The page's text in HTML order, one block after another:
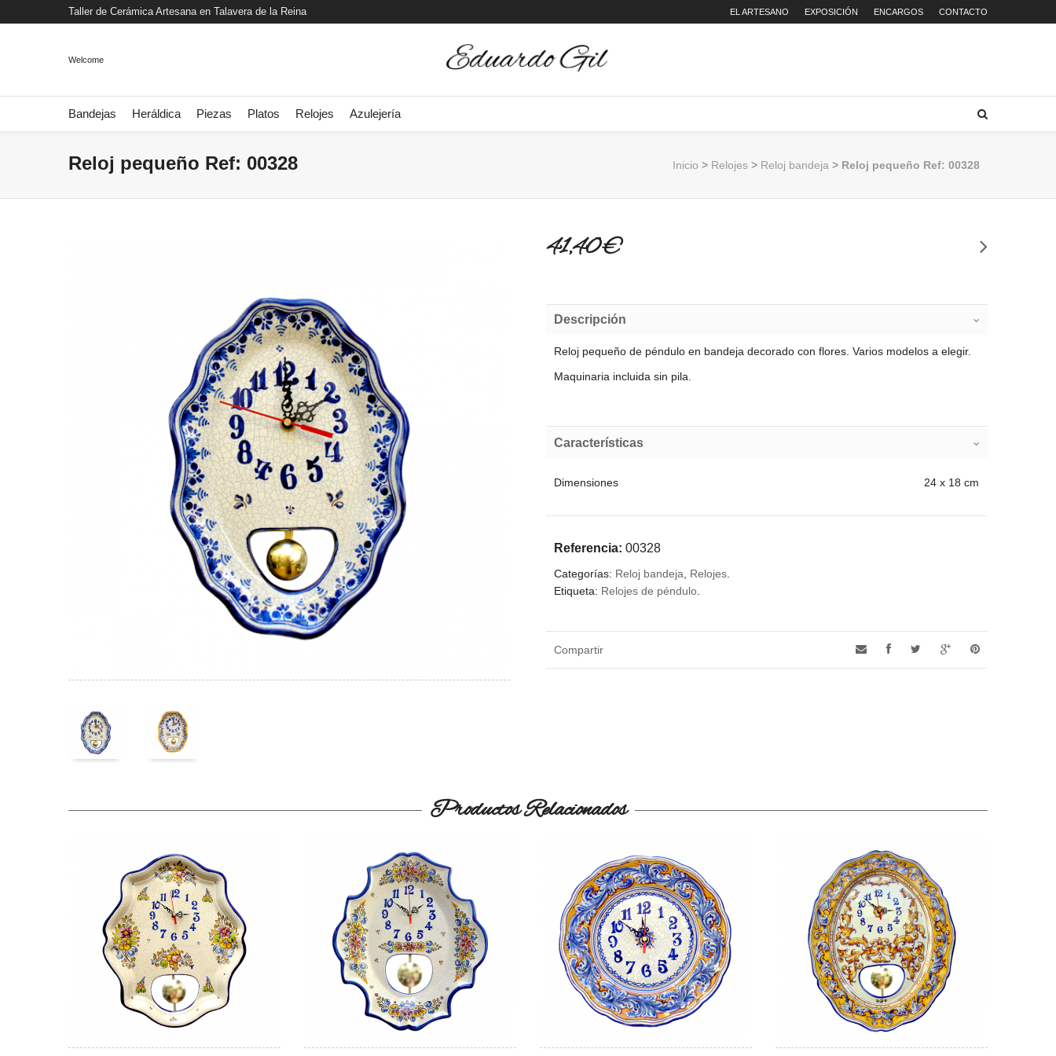
Taller de Cerámica Artesana en Talavera de la Reina EL ARTESANO EXPOSICIÓN ENCARGOS CONTACTO
Welcome
Bandejas Heráldica Piezas Platos Relojes Azulejería
Reloj pequeño Ref: 00328 Inicio > Relojes > Reloj bandeja > Reloj pequeño Ref: 00328
41,40 €
Descripción
Reloj pequeño de péndulo en bandeja decorado con flores. Varios modelos a elegir.
Maquinaria incluida sin pila.
Características
Dimensiones 24 x 18 cm
Referencia:00328
Categorías: Reloj bandeja Relojes
Etiqueta: Relojes de péndulo
Compartir
Productos Relacionados